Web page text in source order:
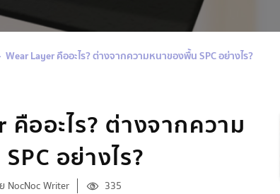
Wear Layer คืออะไร? ต่างจากความหนาของพื้น SPC อย่างไร?
คืออะไร? ต่างจากความ
อย่างไร?
NocNoc Writer 335